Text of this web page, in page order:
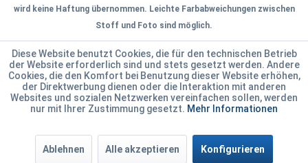
wird keine Haftung übernommen. Leichte Farbabweichungen zwischen
Stoff und Foto sind möglich.
Diese Website benutzt Cookies, die für den technischen Betrieb
der Website erforderlich sind und stets gesetzt werden. Andere
Cookies, die den Komfort bei Benutzung dieser Website erhöhen,
der Direktwerbung dienen oder die Interaktion mit anderen
Websites und sozialen Netzwerken vereinfachen sollen, werden
nur mit Ihrer Zustimmung gesetzt. Mehr Informationen
Ablehnen Alle akzeptieren Konfigurieren